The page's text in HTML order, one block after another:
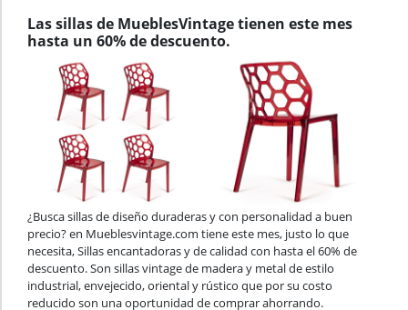
Las sillas de MueblesVintage tienen este mes
hasta un 60% de descuento.
¿Busca sillas de diseño duraderas y con personalidad a buen
precio? en Mueblesvintage.com tiene este mes, justo lo que
necesita, Sillas encantadoras y de calidad con hasta el 60% de
descuento. Son sillas vintage de madera y metal de estilo
industrial, envejecido, oriental y rústico que por su costo
reducido son una oportunidad de comprar ahorrando.